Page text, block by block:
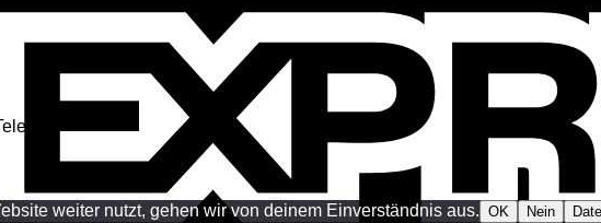
weiter nutzt, gehen wir von deinem Einverständnis aus. OK Nein